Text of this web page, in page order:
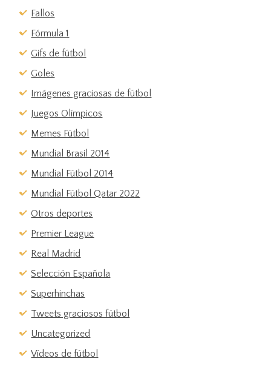
Fallos
Fórmula 1
Gifs de fútbol
Goles
Imágenes graciosas de fútbol
Juegos Olímpicos
Memes Fútbol
Mundial Brasil 2014
Mundial Fútbol 2014
Mundial Fútbol Qatar 2022
Otros deportes
Premier League
Real Madrid
Selección Española
Superhinchas
Tweets graciosos fútbol
Uncategorized
Vídeos de fútbol